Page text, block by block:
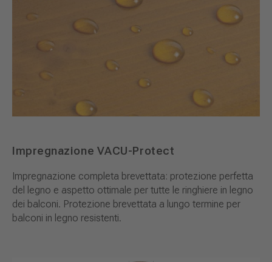
Impregnazione VACU-Protect
Impregnazione completa brevettata: protezione perfetta
del legno e aspetto ottimale per tutte le ringhiere in legno
dei balconi. Protezione brevettata a lungo termine per
balconi in legno resistenti.